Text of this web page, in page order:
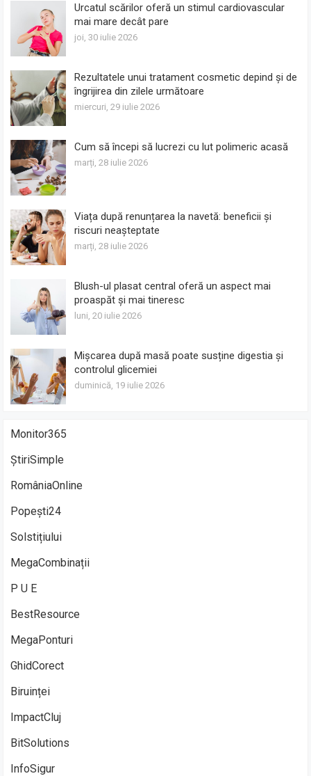
Urcatul scărilor oferă un stimul cardiovascular
mai mare decât pare
joi, 30 iulie 2026
Rezultatele unui tratament cosmetic depind și de
îngrijirea din zilele următoare
miercuri, 29 iulie 2026
Cum să începi să lucrezi cu lut polimeric acasă
marți, 28 iulie 2026
Viața după renunțarea la navetă: beneficii și
riscuri neașteptate
marți, 28 iulie 2026
Blush-ul plasat central oferă un aspect mai
proaspăt și mai tineresc
luni, 20 iulie 2026
Mișcarea după masă poate susține digestia și
controlul glicemiei
duminică, 19 iulie 2026
Monitor365
ȘtiriSimple
RomâniaOnline
Popești24
Solstițiului
MegaCombinații
P U E
BestResource
MegaPonturi
GhidCorect
Biruinței
ImpactCluj
BitSolutions
InfoSigur